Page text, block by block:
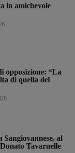
in amichevole
opposizione: “La
di quella del
Sangiovannese, al
Tavarnelle